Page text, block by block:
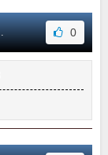
0